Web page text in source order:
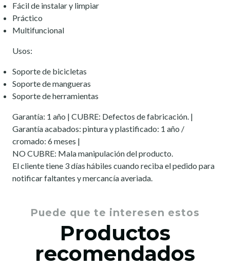
Fácil de instalar y limpiar
Práctico
Multifuncional
Usos:
Soporte de bicicletas
Soporte de mangueras
Soporte de herramientas
Garantía: 1 año | CUBRE: Defectos de fabricación. |
Garantía acabados: pintura y plastificado: 1 año /
cromado: 6 meses |
NO CUBRE: Mala manipulación del producto.
El cliente tiene 3 días hábiles cuando reciba el pedido para
notificar faltantes y mercancía averiada.
Puede que te interesen estos
Productos
recomendados